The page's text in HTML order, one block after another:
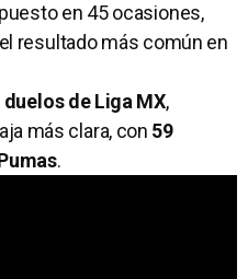
en 45 ocasiones,
resultado más común en
de Liga MX,
más clara, con 59
.